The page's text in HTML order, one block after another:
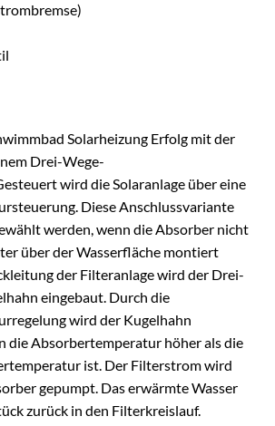
Solarheizung Erfolg mit der
Drei-Wege-
wird die Solaranlage über eine
Diese Anschlussvariante
werden, wenn die Absorber nicht
über der Wasserfläche montiert
der Filteranlage wird der Drei-
eingebaut. Durch die
wird der Kugelhahn
die Absorbertemperatur höher als die
ist. Der Filterstrom wird
gepumpt. Das erwärmte Wasser
zurück in den Filterkreislauf.